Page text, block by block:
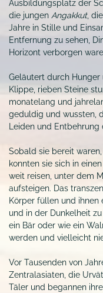
Ausbildungsplatz der
die jungen Angakkut,
Jahre in Stille und
Entfernung zu sehen,
Horizont verborgen
Geläutert durch
Klippe, rieben Steine
monatelang und
geduldig und wussten,
Leiden und
Sobald sie bereit
konnten sie sich in
weit reisen, unter dem
aufsteigen. Das
Körper füllen und
und in der Dunkelheit
ein Bär oder wie ein
werden und vielleicht
Vor Tausenden von
Zentralasiaten, die
Täler und begannen